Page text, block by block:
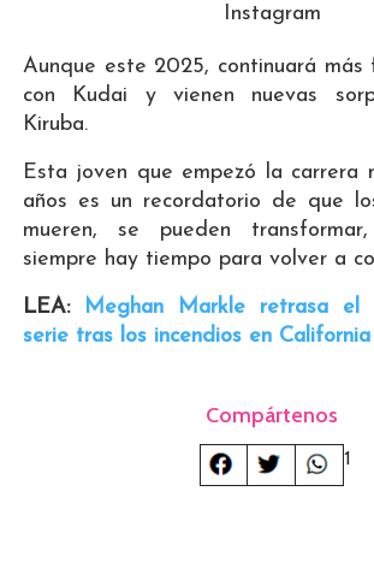
Instagram
Aunque este 2025, continuará más
con Kudai y vienen nuevas
Kiruba.
Esta joven que empezó la carrera
años es un recordatorio de que
mueren, se pueden
siempre hay tiempo para volver a
LEA:
Meghan Markle retrasa el
serie tras los incendios en California
Compártenos
1